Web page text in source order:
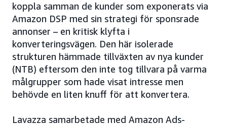
koppla samman de kunder som exponerats via
Amazon DSP med sin strategi för sponsrade
annonser – en kritisk klyfta i
konverteringsvägen. Den här isolerade
strukturen hämmade tillväxten av nya kunder
(NTB) eftersom den inte tog tillvara på varma
målgrupper som hade visat intresse men
behövde en liten knuff för att konvertera.
Lavazza samarbetade med Amazon Ads-